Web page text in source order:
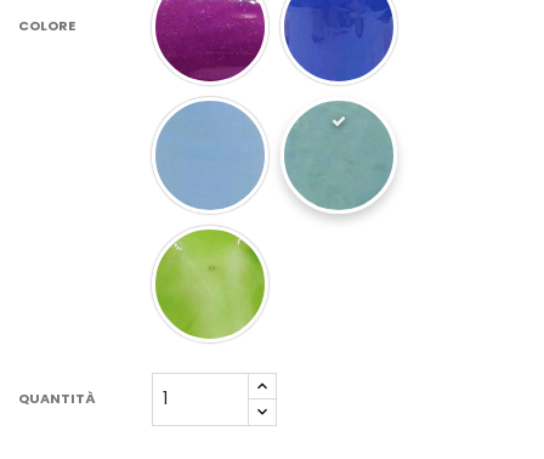
COLORE
QUANTITÀ